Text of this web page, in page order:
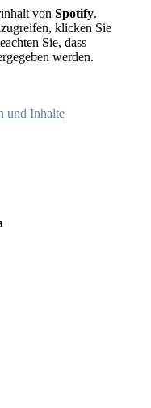
von Spotify.
klicken Sie
Sie, dass
werden.
und Inhalte